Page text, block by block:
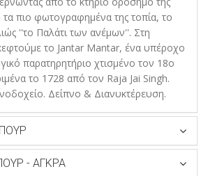
πιο φωτογραφημένα της τοπία, το
''το Παλάτι των ανέμων''. Στη
το Jantar Mantar, ένα υπέροχο
παρατηρητήριο χτισμένο τον 18ο
το 1728 από τον Raja Jai Singh.
Δείπνο & Διανυκτέρευση.
- ΑΓΚΡΑ